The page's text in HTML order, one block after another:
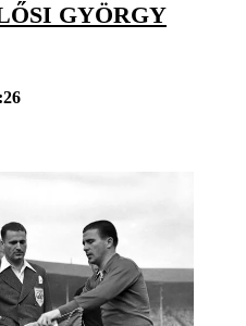
GYÖRGY